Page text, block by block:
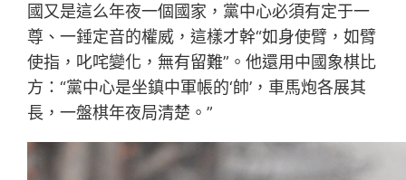
國又是這么年夜一個國家，黨中心必須有定于一
尊、一錘定音的權威，這樣才幹“如身使臂，如臂
使指，叱咤變化，無有留難”。他還用中國象棋比
方：“黨中心是坐鎮中軍帳的‘帥’，車馬炮各展其
長，一盤棋年夜局清楚。”